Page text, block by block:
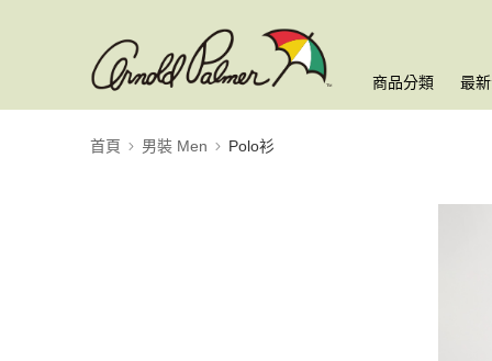
商品分類 最
首頁 男裝 Men Polo衫